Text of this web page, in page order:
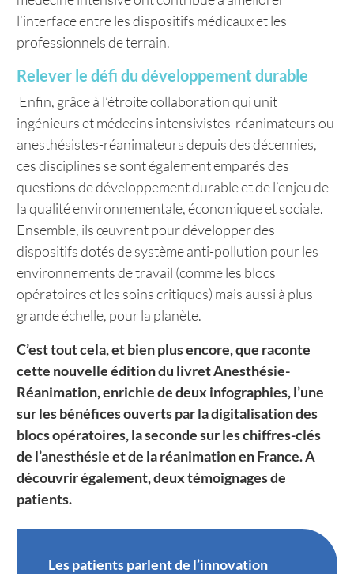
l’interface entre les dispositifs médicaux et les
professionnels de terrain.
Relever le défi du développement durable
Enfin, grâce à l’étroite collaboration qui unit
ingénieurs et médecins intensivistes-réanimateurs ou
anesthésistes-réanimateurs depuis des décennies,
ces disciplines se sont également emparés des
questions de développement durable et de l’enjeu de
la qualité environnementale, économique et sociale.
Ensemble, ils œuvrent pour développer des
dispositifs dotés de système anti-pollution pour les
environnements de travail (comme les blocs
opératoires et les soins critiques) mais aussi à plus
grande échelle, pour la planète.
C’est tout cela, et bien plus encore, que raconte
cette nouvelle édition du livret Anesthésie-
Réanimation, enrichie de deux infographies, l’une
sur les bénéfices ouverts par la digitalisation des
blocs opératoires, la seconde sur les chiffres-clés
de l’anesthésie et de la réanimation en France. A
découvrir également, deux témoignages de
patients.
Les patients parlent de l’innovation